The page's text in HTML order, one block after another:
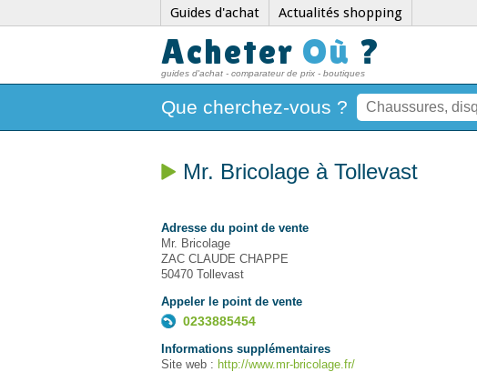
Guides d'achat Actualités shopping
Acheter Où ?
guides d'achat - comparateur de prix - boutiques
Que cherchez-vous ?
Mr. Bricolage à Tollevast
Adresse du point de vente
Mr. Bricolage
ZAC CLAUDE CHAPPE
50470 Tollevast
Appeler le point de vente
0233885454
Informations supplémentaires
Site web : http://www.mr-bricolage.fr/